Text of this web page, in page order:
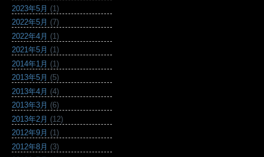
2023年5月 (1)
2022年5月 (7)
2022年4月 (1)
2021年5月 (1)
2014年1月 (1)
2013年5月 (5)
2013年4月 (4)
2013年3月 (6)
2013年2月 (12)
2012年9月 (1)
2012年8月 (3)